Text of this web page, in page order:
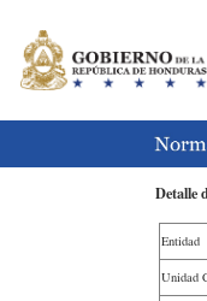
Detalle
Entidad
Unidad